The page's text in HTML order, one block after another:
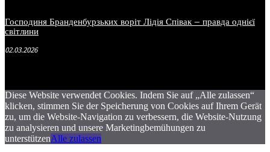
Господиня Бранденбурзьких воріт Лідія Співак – правда однієї
світлини
02.03.2026
Diese Website verwendet Cookies. Indem Sie auf „Alle zulassen“
klicken, stimmen Sie der Speicherung von Cookies auf Ihrem Gerät
zu, um die Website-Navigation zu verbessern, die Website-Nutzung
zu analysieren und unsere Marketingbemühungen zu
unterstützenAlle zulassen